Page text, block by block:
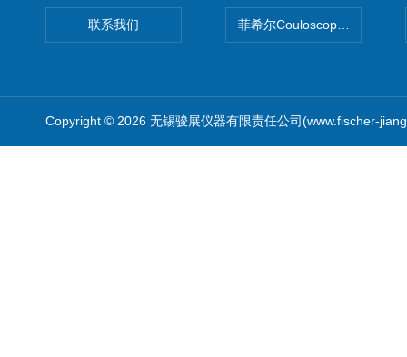
联系我们 菲希尔Couloscope CMS2电
Copyright © 2026 无锡骏展仪器有限责任公司(www.fischer-